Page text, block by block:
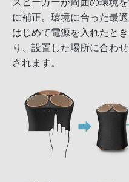
スピーカーが周囲の環境
に補正。環境に合った最
はじめて電源を入れたと
り、設置した場所に合わ
されます。